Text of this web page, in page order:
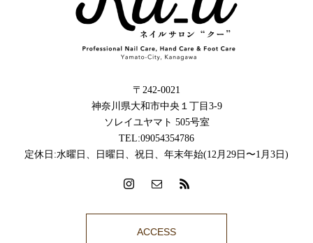
〒242-0021
神奈川県大和市中央１丁目3-9
ソレイユヤマト 505号室
TEL:09054354786
定休日:水曜日、日曜日、祝日、年末年始(12月29日〜1月3日)
ACCESS